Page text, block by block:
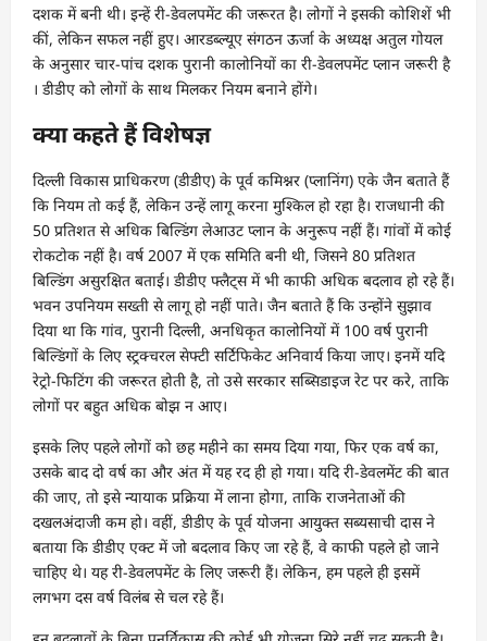
दशक में बनी थी। इन्हें री-डेवलपमेंट की जरूरत है। लोगों ने इसकी कोशिशें भी
कीं, लेकिन सफल नहीं हुए। आरडब्ल्यूए संगठन ऊर्जा के अध्यक्ष अतुल गोयल
के अनुसार चार-पांच दशक पुरानी कालोनियों का री-डेवलपमेंट प्लान जरूरी है
। डीडीए को लोगों के साथ मिलकर नियम बनाने होंगे।
क्या कहते हैं विशेषज्ञ
दिल्ली विकास प्राधिकरण (डीडीए) के पूर्व कमिश्नर (प्लानिंग) एके जैन बताते हैं
कि नियम तो कई हैं, लेकिन उन्हें लागू करना मुश्किल हो रहा है। राजधानी की
50 प्रतिशत से अधिक बिल्डिंग लेआउट प्लान के अनुरूप नहीं हैं। गांवों में कोई
रोकटोक नहीं है। वर्ष 2007 में एक समिति बनी थी, जिसने 80 प्रतिशत
बिल्डिंग असुरक्षित बताई। डीडीए फ्लैट्स में भी काफी अधिक बदलाव हो रहे हैं।
भवन उपनियम सख्ती से लागू हो नहीं पाते। जैन बताते हैं कि उन्होंने सुझाव
दिया था कि गांव, पुरानी दिल्ली, अनधिकृत कालोनियों में 100 वर्ष पुरानी
बिल्डिंगों के लिए स्ट्रक्चरल सेफ्टी सर्टिफिकेट अनिवार्य किया जाए। इनमें यदि
रेट्रो-फिटिंग की जरूरत होती है, तो उसे सरकार सब्सिडाइज रेट पर करे, ताकि
लोगों पर बहुत अधिक बोझ न आए।
इसके लिए पहले लोगों को छह महीने का समय दिया गया, फिर एक वर्ष का,
उसके बाद दो वर्ष का और अंत में यह रद ही हो गया। यदि री-डेवलमेंट की बात
की जाए, तो इसे न्यायाक प्रक्रिया में लाना होगा, ताकि राजनेताओं की
दखलअंदाजी कम हो। वहीं, डीडीए के पूर्व योजना आयुक्त सब्यसाची दास ने
बताया कि डीडीए एक्ट में जो बदलाव किए जा रहे हैं, वे काफी पहले हो जाने
चाहिए थे। यह री-डेवलपमेंट के लिए जरूरी हैं। लेकिन, हम पहले ही इसमें
लगभग दस वर्ष विलंब से चल रहे हैं।